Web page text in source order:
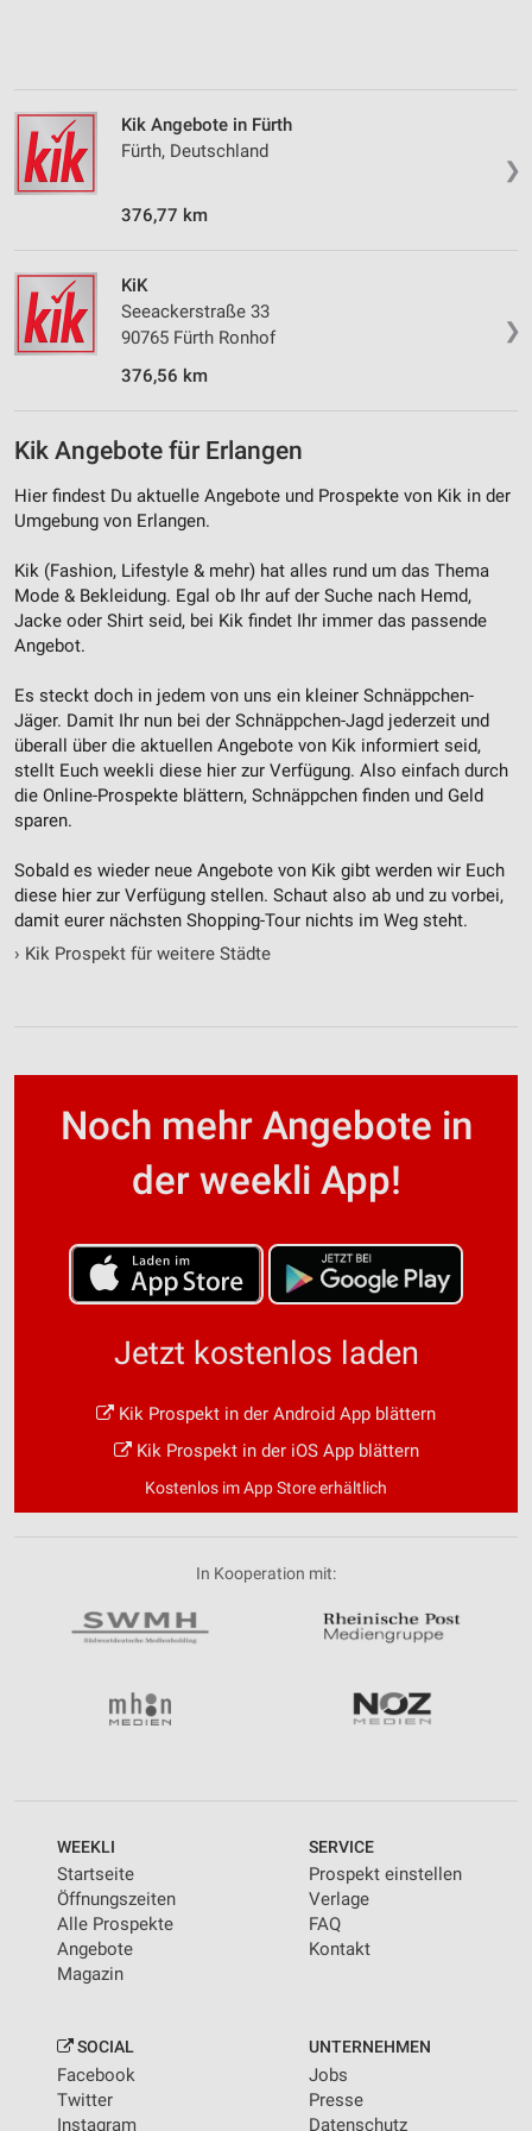
❯
Kik Angebote in Fürth
Fürth, Deutschland
376,77 km
❯
KiK
Seeackerstraße 33
90765 Fürth Ronhof
376,56 km
Kik Angebote für Erlangen
Hier findest Du aktuelle Angebote und Prospekte von Kik in der
Umgebung von Erlangen.
Kik (Fashion, Lifestyle & mehr‎) hat alles rund um das Thema
Mode & Bekleidung. Egal ob Ihr auf der Suche nach Hemd,
Jacke oder Shirt seid, bei Kik findet Ihr immer das passende
Angebot.
Es steckt doch in jedem von uns ein kleiner Schnäppchen-
Jäger. Damit Ihr nun bei der Schnäppchen-Jagd jederzeit und
überall über die aktuellen Angebote von Kik informiert seid,
stellt Euch weekli diese hier zur Verfügung. Also einfach durch
die Online-Prospekte blättern, Schnäppchen finden und Geld
sparen.
Sobald es wieder neue Angebote von Kik gibt werden wir Euch
diese hier zur Verfügung stellen. Schaut also ab und zu vorbei,
damit eurer nächsten Shopping-Tour nichts im Weg steht.
› Kik Prospekt für weitere Städte
Noch mehr Angebote in
der weekli App!
Jetzt kostenlos laden
Kik Prospekt in der Android App blättern
Kik Prospekt in der iOS App blättern
Kostenlos im App Store erhältlich
In Kooperation mit:
WEEKLI
Startseite
Öffnungszeiten
Alle Prospekte
Angebote
Magazin
SERVICE
Prospekt einstellen
Verlage
FAQ
Kontakt
SOCIAL
Facebook
Twitter
Instagram
UNTERNEHMEN
Jobs
Presse
Datenschutz
Quellen
Entwicklung und Verbesserung der Angebote
Verwendung reduzierter Daten zur Auswahl von
IAB-Besonderheiten:
Verwendung genauer Standortdaten
Geräte anhand von aktiv angeforderten
Informationen identifizieren
Notwendig
Performance
Werbung